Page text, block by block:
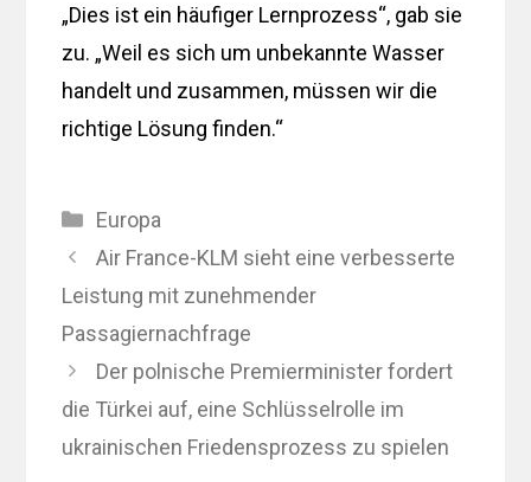
„Dies ist ein häufiger Lernprozess“, gab sie
zu. „Weil es sich um unbekannte Wasser
handelt und zusammen, müssen wir die
richtige Lösung finden.“
Kategorien
Europa
Air France-KLM sieht eine verbesserte
Leistung mit zunehmender
Passagiernachfrage
Der polnische Premierminister fordert
die Türkei auf, eine Schlüsselrolle im
ukrainischen Friedensprozess zu spielen